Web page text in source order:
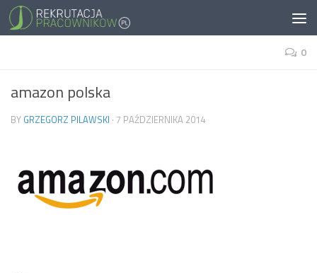
0
amazon polska
BY GRZEGORZ PILAWSKI · 7 PAŹDZIERNIKA 2014